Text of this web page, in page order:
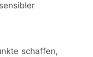
schaffen,